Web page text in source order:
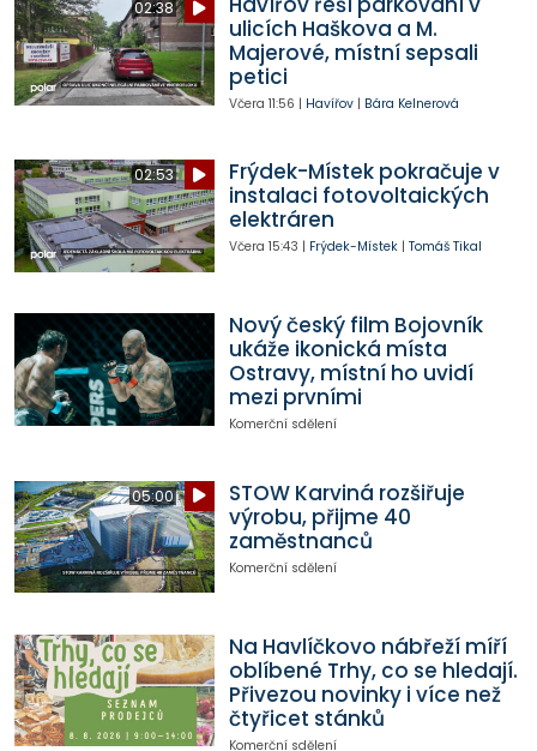
02:38
ulicích Haškova a M.
Majerové, místní sepsali
petici
Včera 11:56 | Havířov| Bára Kelnerová
02:53
Frýdek-Místek pokračuje v
instalaci fotovoltaických
elektráren
Včera 15:43 | Frýdek-Místek| Tomáš Tikal
Nový český film Bojovník
ukáže ikonická místa
Ostravy, místní ho uvidí
mezi prvními
Komerční sdělení
05:00
STOW Karviná rozšiřuje
výrobu, přijme 40
zaměstnanců
Komerční sdělení
Na Havlíčkovo nábřeží míří
oblíbené Trhy, co se hledají.
Přivezou novinky i více než
čtyřicet stánků
Komerční sdělení